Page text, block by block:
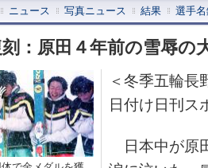
ニュース 写真ニュース 結果 選手
：原田４年前の雪辱の
＜冬季五輪長
日付け日刊ス
日本中が原